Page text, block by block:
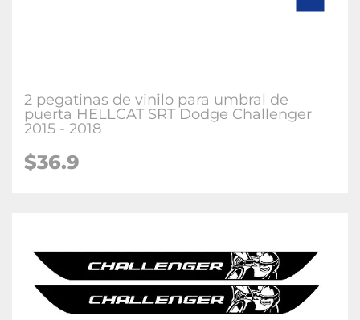
2 pegatinas de vinilo para umbral de
puerta HELLCAT SRT Dodge Challenger
2015 - 2018
$36.9